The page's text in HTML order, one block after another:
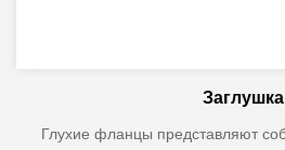
Заглушка
Глухие фланцы представляют